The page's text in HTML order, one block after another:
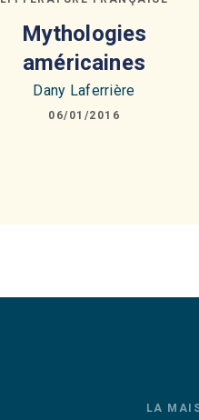
Mythologies
américaines
Dany Laferrière
06/01/2016
LA